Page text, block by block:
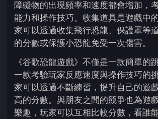
障礙物的出現頻率和速度都會增加，
能力和操作技巧。收集道具是遊戲中
家可以透過收集飛行恐龍、保護罩等
的分數或保護小恐龍免受一次傷害。
《谷歌恐龍遊戲》不僅是一款簡單的
一款考驗玩家反應速度與操作技巧的
家可以透過不斷練習，提升自己的遊
高的分數。與朋友之間的競爭也為遊
樂趣，玩家可以互相比較分數，看誰